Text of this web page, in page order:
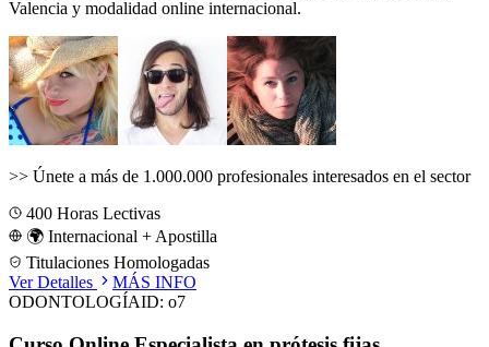
Valencia y modalidad online internacional.
>> Únete a más de 1.000.000 profesionales interesados en el sector
400 Horas Lectivas
🌍 Internacional + Apostilla
Titulaciones Homologadas
Ver Detalles
MÁS INFO
ODONTOLOGÍAID: o7